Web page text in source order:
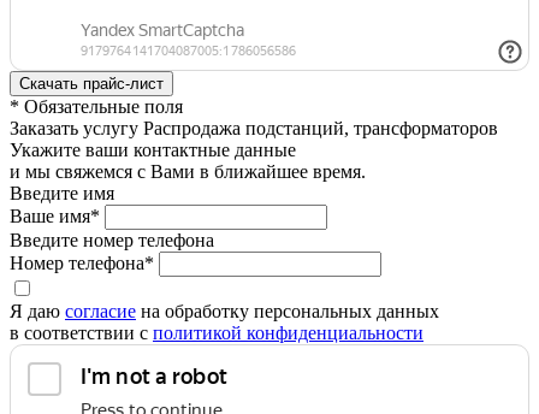
* Обязательные поля
Заказать услугу Распродажа подстанций, трансформаторов
Укажите ваши контактные данные
и мы свяжемся с Вами в ближайшее время.
Введите имя
Ваше имя*
Введите номер телефона
Номер телефона*
Я даю согласие на обработку персональных данных
в соответствии с политикой конфиденциальности